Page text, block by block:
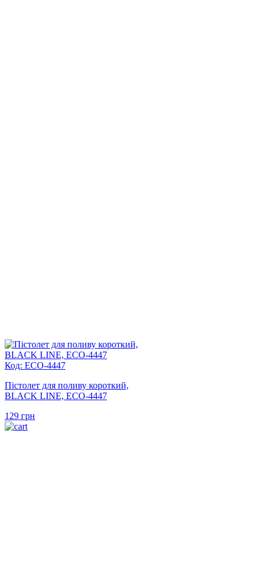
Код: ECO-4447
Пістолет для поливу короткий,
BLACK LINE, ECO-4447
129 грн